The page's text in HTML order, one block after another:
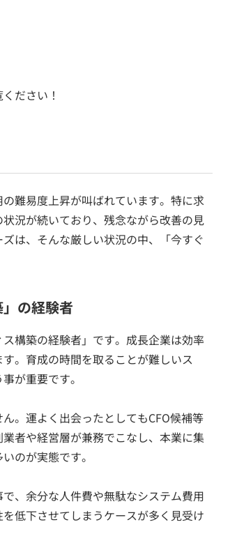
ださい！
難易度上昇が叫ばれています。特に求
況が続いており、残念ながら改善の見
は、そんな厳しい状況の中、「今すぐ
の経験者
構築の経験者」です。成長企業は効率
。育成の時間を取ることが難しいス
が重要です。
。運よく出会ったとしてもCFO候補等
者や経営層が兼務でこなし、本業に集
のが実態です。
、余分な人件費や無駄なシステム費用
低下させてしまうケースが多く見受け